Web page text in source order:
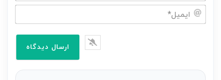
نام
خود
نظر